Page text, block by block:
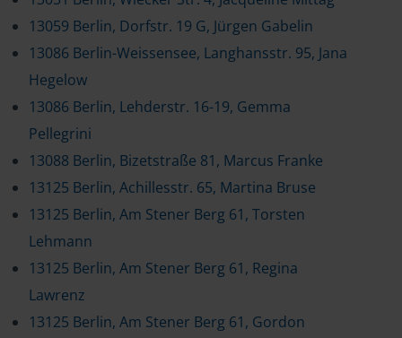
13059 Berlin, Dorfstr. 19 G, Jürgen Gabelin
13086 Berlin-Weissensee, Langhansstr. 95, Jana
Hegelow
13086 Berlin, Lehderstr. 16-19, Gemma
Pellegrini
13088 Berlin, Bizetstraße 81, Marcus Franke
13125 Berlin, Achillesstr. 65, Martina Bruse
13125 Berlin, Am Stener Berg 61, Torsten
Lehmann
13125 Berlin, Am Stener Berg 61, Regina
Lawrenz
13125 Berlin, Am Stener Berg 61, Gordon